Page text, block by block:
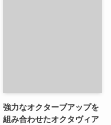
強力なオクターブアップを
組み合わせたオクタヴィア